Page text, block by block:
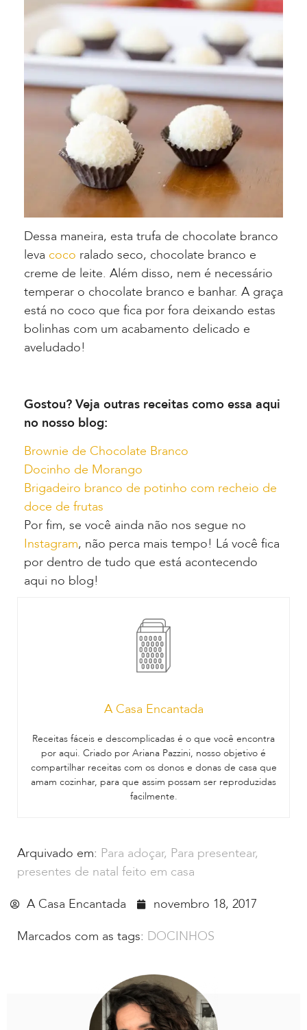
Dessa maneira, esta trufa de chocolate branco
leva coco ralado seco, chocolate branco e
creme de leite. Além disso, nem é necessário
temperar o chocolate branco e banhar. A graça
está no coco que fica por fora deixando estas
bolinhas com um acabamento delicado e
aveludado!
Gostou? Veja outras receitas como essa aqui
no nosso blog:
Brownie de Chocolate Branco
Docinho de Morango
Brigadeiro branco de potinho com recheio de
doce de frutas
Por fim, se você ainda não nos segue no
Instagram, não perca mais tempo! Lá você fica
por dentro de tudo que está acontecendo
aqui no blog!
A Casa Encantada
Receitas fáceis e descomplicadas é o que você encontra
por aqui. Criado por Ariana Pazzini, nosso objetivo é
compartilhar receitas com os donos e donas de casa que
amam cozinhar, para que assim possam ser reproduzidas
facilmente.
Arquivado em: Para adoçar, Para presentear,
presentes de natal feito em casa
A Casa Encantada
novembro 18, 2017
Marcados com as tags: DOCINHOS